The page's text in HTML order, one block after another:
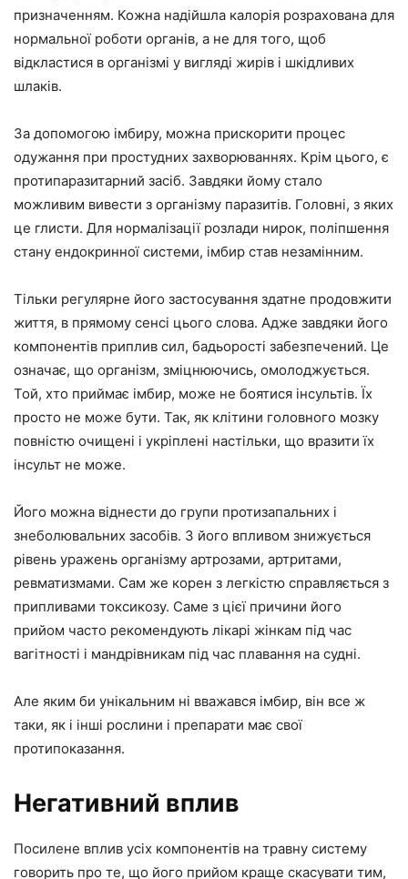
призначенням. Кожна надійшла калорія розрахована для
нормальної роботи органів, а не для того, щоб
відкластися в організмі у вигляді жирів і шкідливих
шлаків.
За допомогою імбиру, можна прискорити процес
одужання при простудних захворюваннях. Крім цього, є
протипаразитарний засіб. Завдяки йому стало
можливим вивести з організму паразитів. Головні, з яких
це глисти. Для нормалізації розлади нирок, поліпшення
стану ендокринної системи, імбир став незамінним.
Тільки регулярне його застосування здатне продовжити
життя, в прямому сенсі цього слова. Адже завдяки його
компонентів приплив сил, бадьорості забезпечений. Це
означає, що організм, зміцнюючись, омолоджується.
Той, хто приймає імбир, може не боятися інсультів. Їх
просто не може бути. Так, як клітини головного мозку
повністю очищені і укріплені настільки, що вразити їх
інсульт не може.
Його можна віднести до групи протизапальних і
знеболювальних засобів. З його впливом знижується
рівень уражень організму артрозами, артритами,
ревматизмами. Сам же корен з легкістю справляється з
припливами токсикозу. Саме з цієї причини його
прийом часто рекомендують лікарі жінкам під час
вагітності і мандрівникам під час плавання на судні.
Але яким би унікальним ні вважався імбир, він все ж
таки, як і інші рослини і препарати має свої
протипоказання.
Негативний вплив
Посилене вплив усіх компонентів на травну систему
говорить про те, що його прийом краще скасувати тим,